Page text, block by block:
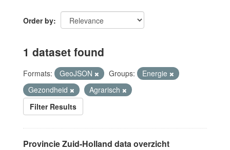
Order by
1 dataset found
Formats: GeoJSON Groups:
Energie
Gezondheid
Agrarisch
Filter Results
Provincie Zuid-Holland data overzicht